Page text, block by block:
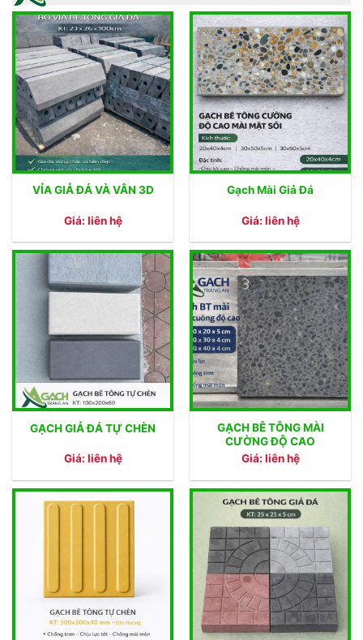
VỈA GIẢ ĐÁ VÀ VÂN 3D
Giá: liên hệ
Gạch Mài Giả Đá
Giá: liên hệ
GẠCH GIẢ ĐÁ TỰ CHÈN
Giá: liên hệ
GẠCH BÊ TÔNG MÀI
CƯỜNG ĐỘ CAO
Giá: liên hệ